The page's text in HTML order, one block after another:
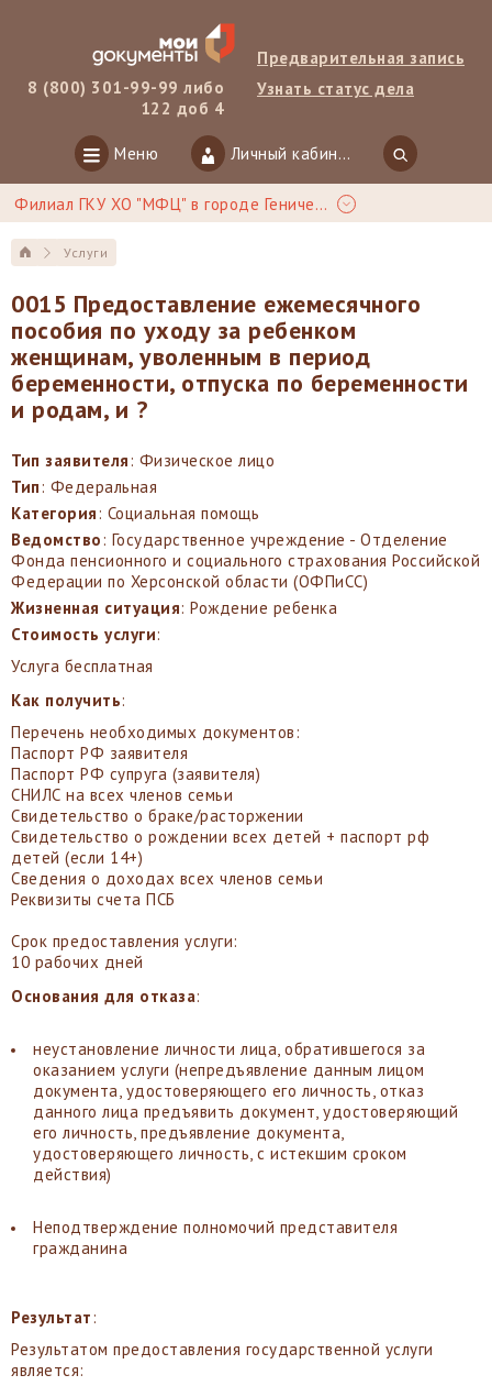
8 (800) 301-99-99 либо
122 доб 4
Предварительная запись
Узнать статус дела
Меню Личный кабинет
Филиал ГКУ ХО "МФЦ" в городе Геническ
Услуги
0015 Предоставление ежемесячного
пособия по уходу за ребенком
женщинам, уволенным в период
беременности, отпуска по беременности
и родам, и ?
Тип заявителя: Физическое лицо
Тип: Федеральная
Категория: Социальная помощь
Ведомство: Государственное учреждение - Отделение
Фонда пенсионного и социального страхования Российской
Федерации по Херсонской области (ОФПиСС)
Жизненная ситуация: Рождение ребенка
Стоимость услуги:
Услуга бесплатная
Как получить:
Перечень необходимых документов:
Паспорт РФ заявителя
Паспорт РФ супруга (заявителя)
СНИЛС на всех членов семьи
Свидетельство о браке/расторжении
Свидетельство о рождении всех детей + паспорт рф
детей (если 14+)
Сведения о доходах всех членов семьи
Реквизиты счета ПСБ
Срок предоставления услуги:
10 рабочих дней
Основания для отказа:
неустановление личности лица, обратившегося за
оказанием услуги (непредъявление данным лицом
документа, удостоверяющего его личность, отказ
данного лица предъявить документ, удостоверяющий
его личность, предъявление документа,
удостоверяющего личность, с истекшим сроком
действия)
Неподтверждение полномочий представителя
гражданина
Результат:
Результатом предоставления государственной услуги
является: